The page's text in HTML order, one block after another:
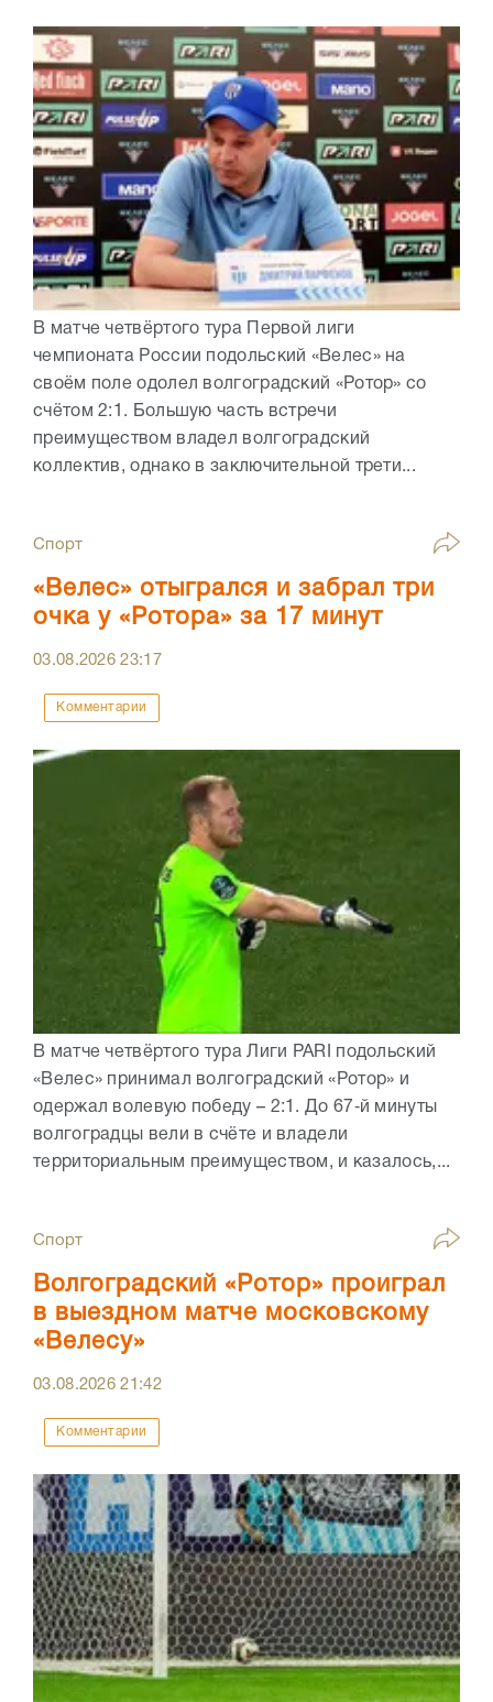
В матче четвёртого тура Первой лиги
чемпионата России подольский «Велес» на
своём поле одолел волгоградский «Ротор» со
счётом 2:1. Большую часть встречи
преимуществом владел волгоградский
коллектив, однако в заключительной трети...
Спорт
«Велес» отыгрался и забрал три
очка у «Ротора» за 17 минут
03.08.202623:17
Комментарии
В матче четвёртого тура Лиги PARI подольский
«Велес» принимал волгоградский «Ротор» и
одержал волевую победу – 2:1. До 67‑й минуты
волгоградцы вели в счёте и владели
территориальным преимуществом, и казалось,...
Спорт
Волгоградский «Ротор» проиграл
в выездном матче московскому
«Велесу»
03.08.202621:42
Комментарии